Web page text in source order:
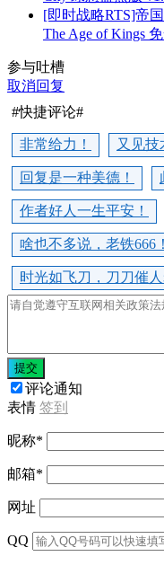
[即时战略RTS]帝
The Age of Kings
参与吐槽
取消回复
#快捷评论#
非常给力！ 又见技
回复是一种美德！
作者好人一生平安！
啥也不多说，老铁666！
时光如飞刀，刀刀催人
提交
评论通知
表情 签到
昵称*
邮箱*
网址
QQ